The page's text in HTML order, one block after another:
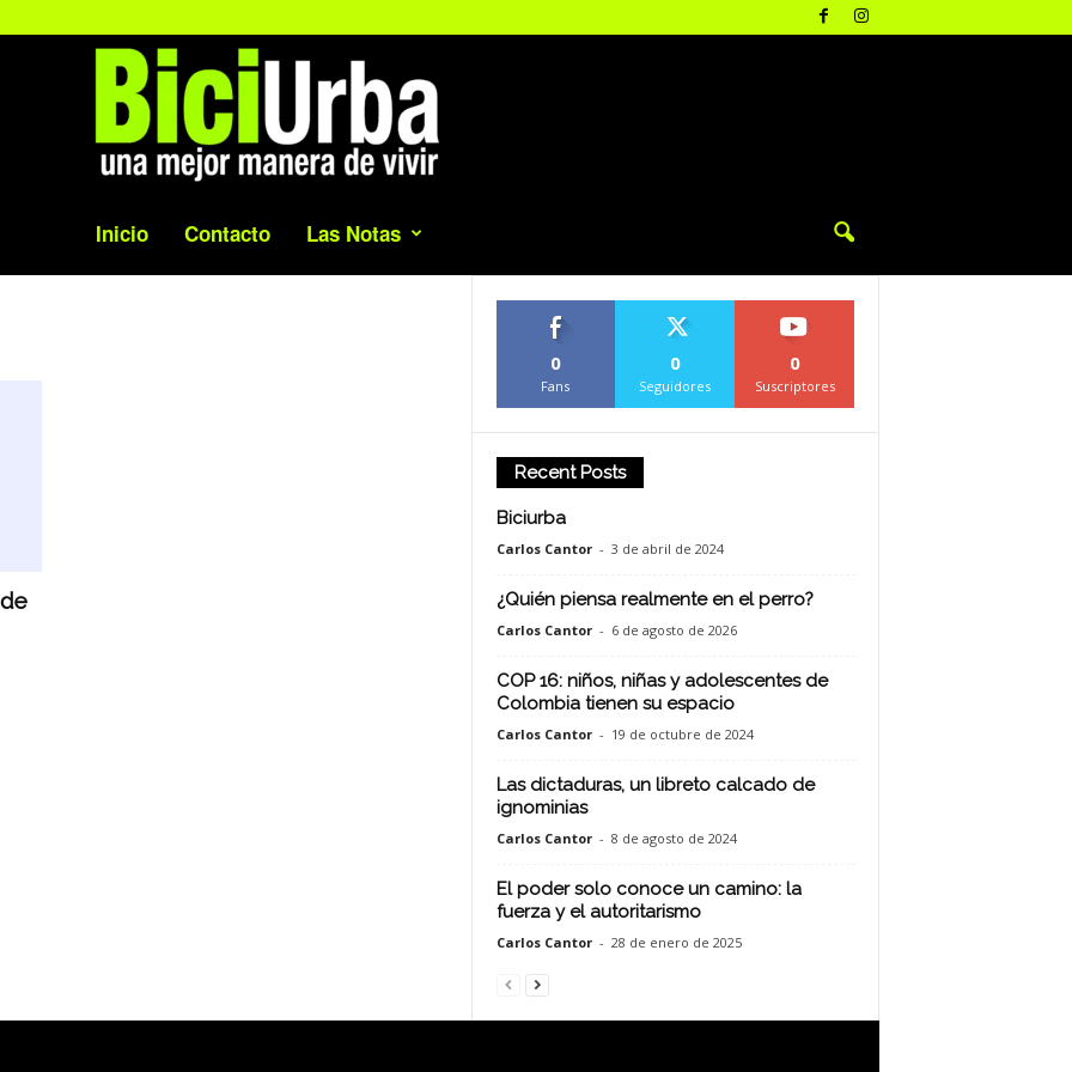
Inicio Contacto Las Notas
0
Fans
0
Seguidores
0
Suscriptores
Recent Posts
Biciurba
Carlos Cantor - 3 de abril de 2024
¿Quién piensa realmente en el perro?
Carlos Cantor - 6 de agosto de 2026
COP 16: niños, niñas y adolescentes de
Colombia tienen su espacio
Carlos Cantor - 19 de octubre de 2024
Las dictaduras, un libreto calcado de
ignominias
Carlos Cantor - 8 de agosto de 2024
El poder solo conoce un camino: la
fuerza y el autoritarismo
Carlos Cantor - 28 de enero de 2025